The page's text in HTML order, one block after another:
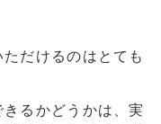
だけるのはとても
るかどうかは、実